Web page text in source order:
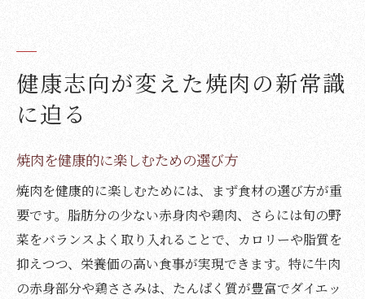
健康志向が変えた焼肉の新常識
に迫る
焼肉を健康的に楽しむための選び方
焼肉を健康的に楽しむためには、まず食材の選び方が重
要です。脂肪分の少ない赤身肉や鶏肉、さらには旬の野
菜をバランスよく取り入れることで、カロリーや脂質を
抑えつつ、栄養価の高い食事が実現できます。特に牛肉
の赤身部分や鶏ささみは、たんぱく質が豊富でダイエッ